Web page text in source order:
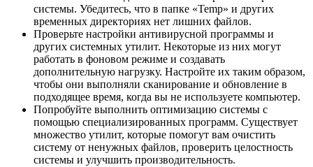
системы. Убедитесь, что в папке «Temp» и других
временных директориях нет лишних файлов.
Проверьте настройки антивирусной программы и
других системных утилит. Некоторые из них могут
работать в фоновом режиме и создавать
дополнительную нагрузку. Настройте их таким образом,
чтобы они выполняли сканирование и обновление в
подходящее время, когда вы не используете компьютер.
Попробуйте выполнить оптимизацию системы с
помощью специализированных программ. Существует
множество утилит, которые помогут вам очистить
систему от ненужных файлов, проверить целостность
системы и улучшить производительность.